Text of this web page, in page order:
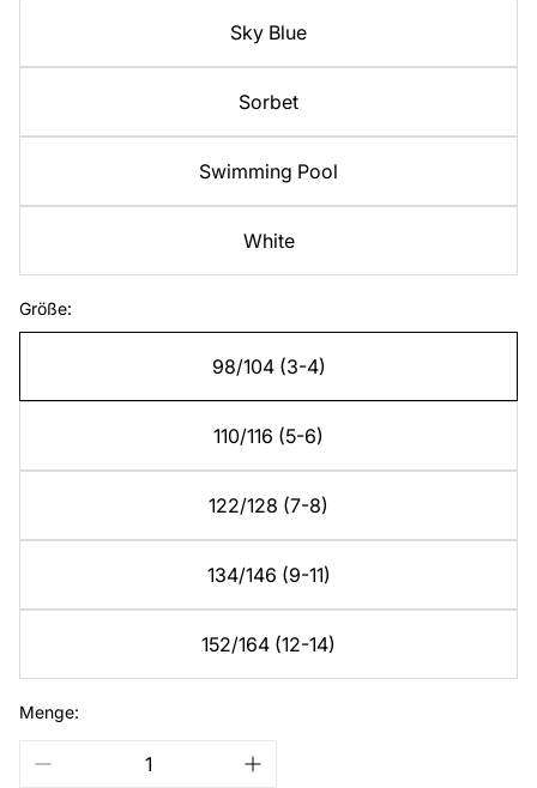
Sky Blue
Sorbet
Swimming Pool
White
Größe:
98/104 (3-4)
110/116 (5-6)
122/128 (7-8)
134/146 (9-11)
152/164 (12-14)
Menge: